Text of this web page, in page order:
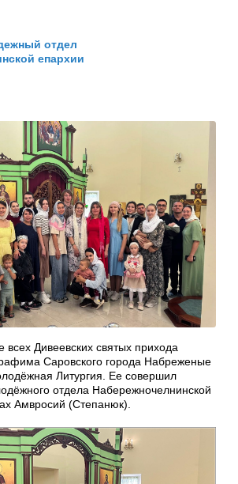
отдел
епархии
всех Дивеевских святых прихода
Саровского города Набреженые
Литургия. Ее совершил
отдела Набережночелнинской
Амвросий (Степанюк).